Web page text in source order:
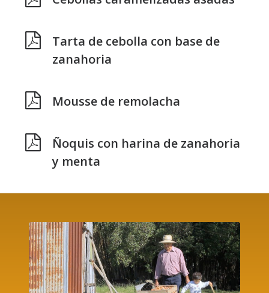
Tarta de cebolla con base de
zanahoria
Mousse de remolacha
Ñoquis con harina de zanahoria
y menta